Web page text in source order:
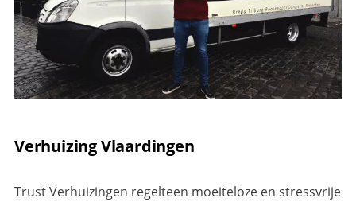
Verhuizing Vlaardingen
Trust Verhuizingen regelteen moeiteloze en stressvrije